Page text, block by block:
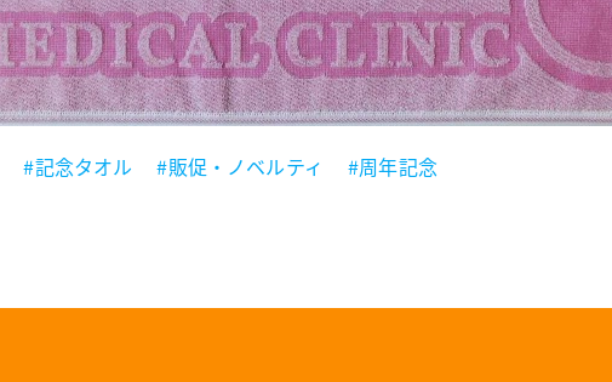
#記念タオル #販促・ノベルティ #周年記念